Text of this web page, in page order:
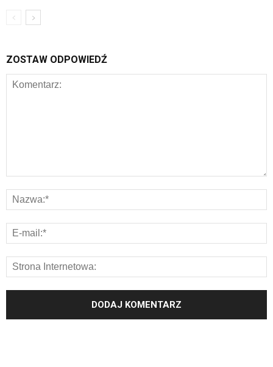
ZOSTAW ODPOWIEDŹ